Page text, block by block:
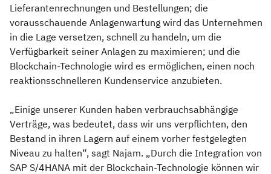
Lieferantenrechnungen und Bestellungen; die
vorausschauende Anlagenwartung wird das Unternehmen
in die Lage versetzen, schnell zu handeln, um die
Verfügbarkeit seiner Anlagen zu maximieren; und die
Blockchain-Technologie wird es ermöglichen, einen noch
reaktionsschnelleren Kundenservice anzubieten.
„Einige unserer Kunden haben verbrauchsabhängige
Verträge, was bedeutet, dass wir uns verpflichten, den
Bestand in ihren Lagern auf einem vorher festgelegten
Niveau zu halten“, sagt Najam. „Durch die Integration von
SAP S/4HANA mit der Blockchain-Technologie können wir